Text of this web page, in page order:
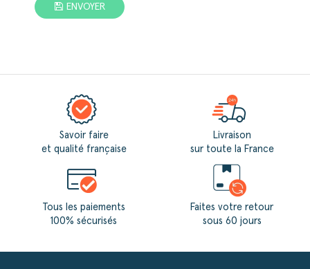
ENVOYER
Savoir faire
et qualité française
Tous les paiements
100% sécurisés
Livraison
sur toute la France
Faites votre retour
sous 60 jours